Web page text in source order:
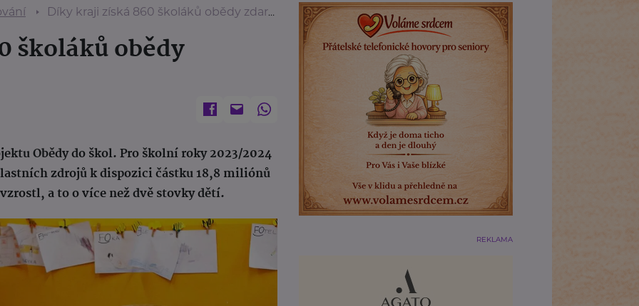
Díky kraji získá 860 školáků obědy zdarma
školáků obědy
Obědy do škol. Pro školní roky 2023/2024
zdrojů k dispozici částku 18,8 miliónů
a to o více než dvě stovky dětí.
REKLAMA